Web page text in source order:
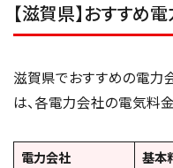
【滋賀県】おすすめ
滋賀県でおすすめの電力
は、各電力会社の電気料
電力会社 基本